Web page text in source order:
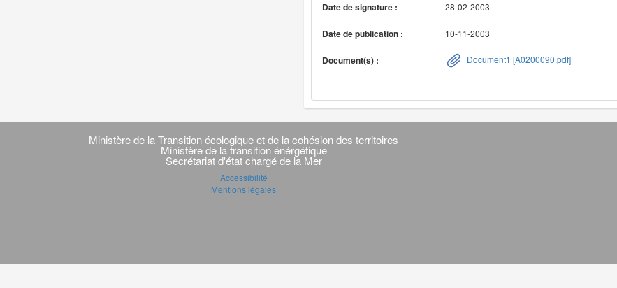
Date de signature : 28-02-2003
Date de publication : 10-11-2003
Document(s) : Document1 [A0200090.pdf]
Navigation
transverseMinistère de la Transition écologique et de la cohésion des territoires
Ministère de la transition énérgétique
Secrétariat d'état chargé de la Mer
Accessibilité
Mentions légales